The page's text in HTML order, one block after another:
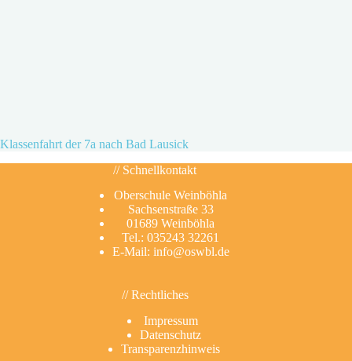
Klassenfahrt der 7a nach Bad Lausick
// Schnellkontakt
Oberschule Weinböhla
Sachsenstraße 33
01689 Weinböhla
Tel.: 035243 32261
E-Mail: info@oswbl.de
// Rechtliches
Impressum
Datenschutz
Transparenzhinweis